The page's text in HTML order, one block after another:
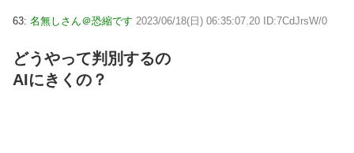
63: 名無しさん＠恐縮です 2023/06/18(日) 06:35:07.20 ID:7CdJrsW/0
どうやって判別するの
AIにきくの？